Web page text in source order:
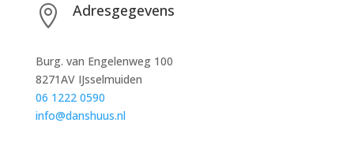
 Adresgegevens
Burg. van Engelenweg 100
8271AV IJsselmuiden
06 1222 0590
info@danshuus.nl